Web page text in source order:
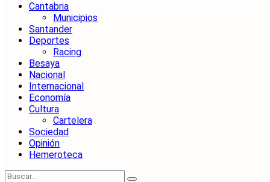
Cantabria
Municipios
Santander
Deportes
Racing
Besaya
Nacional
Internacional
Economía
Cultura
Cartelera
Sociedad
Opinión
Hemeroteca